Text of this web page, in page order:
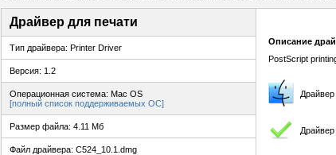
Драйвер для печати
Тип драйвера: Printer Driver
Версия: 1.2
Операционная система: Mac OS
[полный список поддерживаемых ОС]
Размер файла: 4.11 Мб
Файл драйвера: C524_10.1.dmg
Описание
PostScript
Драйвер